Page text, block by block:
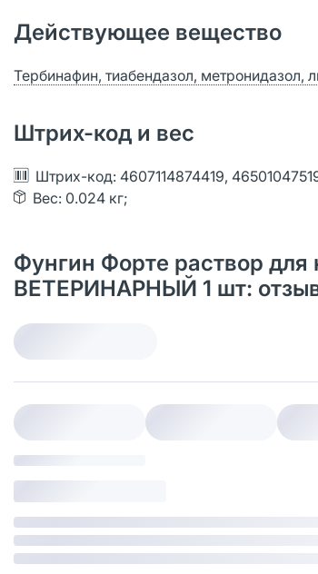
Действующее вещество
Тербинафин, тиабендазол, метронидазол,
Штрих-код и вес
Штрих-код: 4607114874419,
Вес: 0.024 кг;
Фунгин Форте раствор
ВЕТЕРИНАРНЫЙ 1 шт: